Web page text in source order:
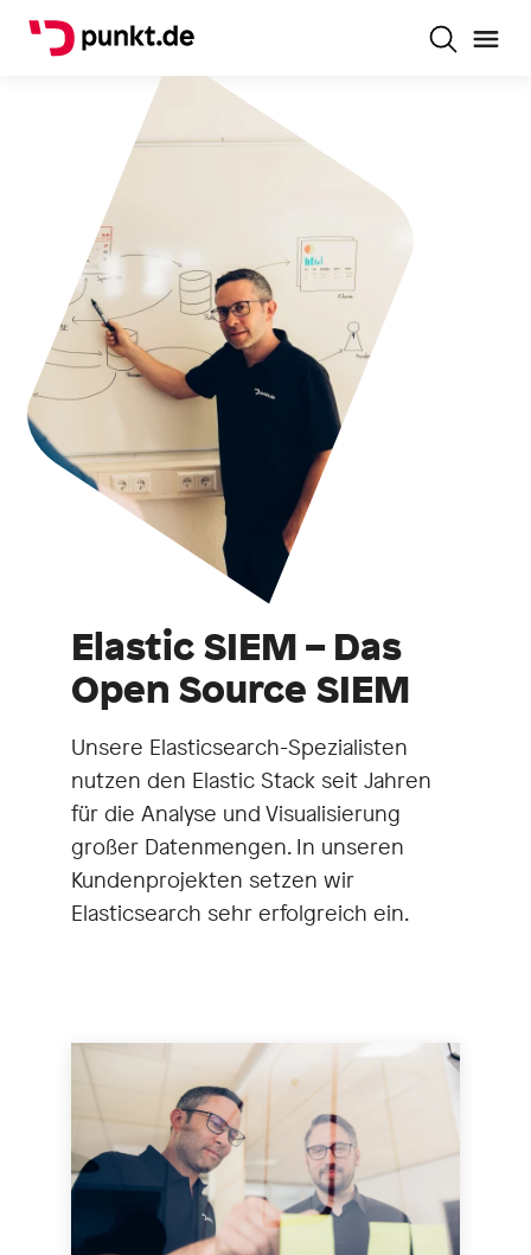
Elastic SIEM – Das
Open Source SIEM
Unsere Elasticsearch-Spezialisten
nutzen den Elastic Stack seit Jahren
für die Analyse und Visualisierung
großer Datenmengen. In unseren
Kundenprojekten setzen wir
Elasticsearch sehr erfolgreich ein.